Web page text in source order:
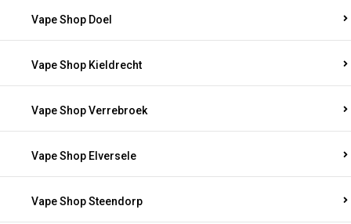
Vape Shop Doel
Vape Shop Kieldrecht
Vape Shop Verrebroek
Vape Shop Elversele
Vape Shop Steendorp